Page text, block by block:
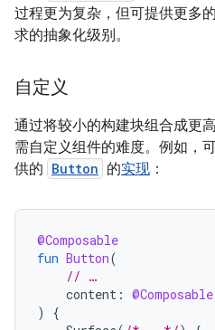
过程更为复杂，但可提供更多
求的抽象化级别。
自定义
通过将较小的构建块组合成更
需自定义组件的难度。例如，
供的 Button 的实现 ：
@Composable
fun Button(
// …
content : @Composable
)
{